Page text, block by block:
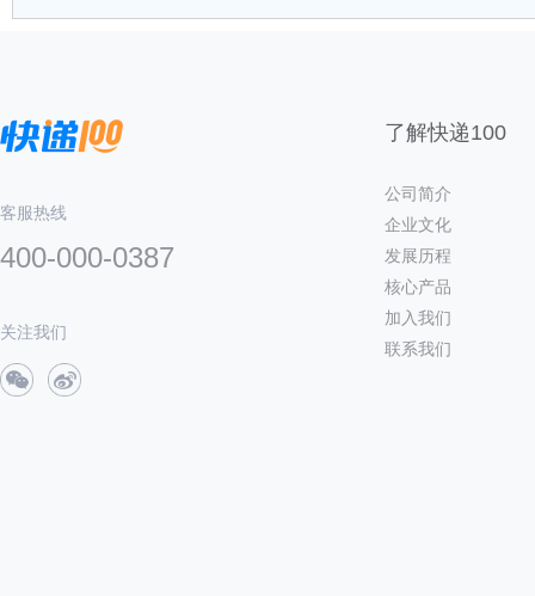
客服热线
400-000-0387
关注我们
了解快递100
公司简介
企业文化
发展历程
核心产品
加入我们
联系我们